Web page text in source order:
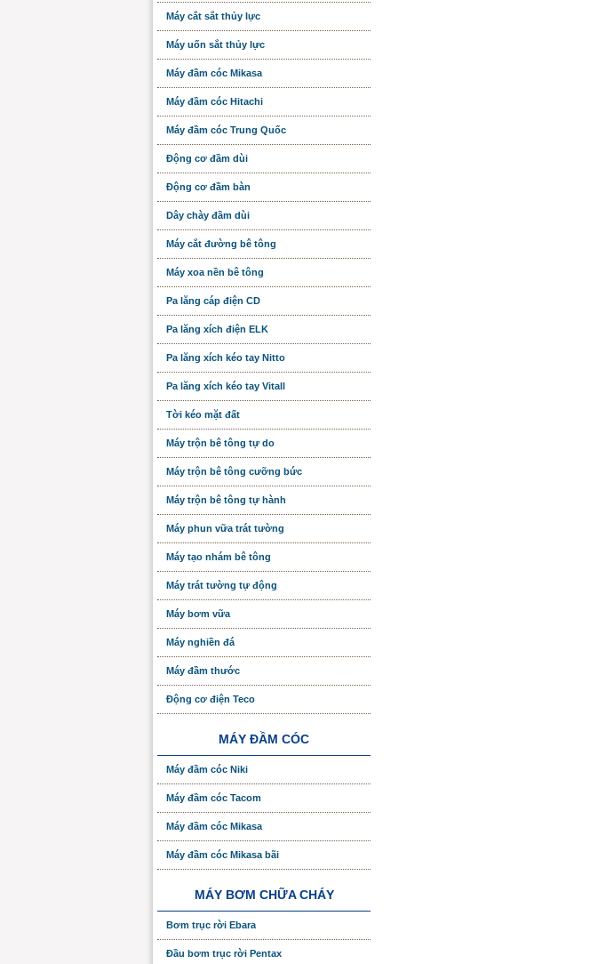
Máy cắt sắt thủy lực
Máy uốn sắt thủy lực
Máy đầm cóc Mikasa
Máy đầm cóc Hitachi
Máy đầm cóc Trung Quốc
Động cơ đầm dùi
Động cơ đầm bàn
Dây chày đầm dùi
Máy cắt đường bê tông
Máy xoa nền bê tông
Pa lăng cáp điện CD
Pa lăng xích điện ELK
Pa lăng xích kéo tay Nitto
Pa lăng xích kéo tay Vitall
Tời kéo mặt đất
Máy trộn bê tông tự do
Máy trộn bê tông cưỡng bức
Máy trộn bê tông tự hành
Máy phun vữa trát tường
Máy tạo nhám bê tông
Máy trát tường tự động
Máy bơm vữa
Máy nghiền đá
Máy đầm thước
Động cơ điện Teco
MÁY ĐẦM CÓC
Máy đầm cóc Niki
Máy đầm cóc Tacom
Máy đầm cóc Mikasa
Máy đầm cóc Mikasa bãi
MÁY BƠM CHỮA CHÁY
Bơm trục rời Ebara
Đầu bơm trục rời Pentax